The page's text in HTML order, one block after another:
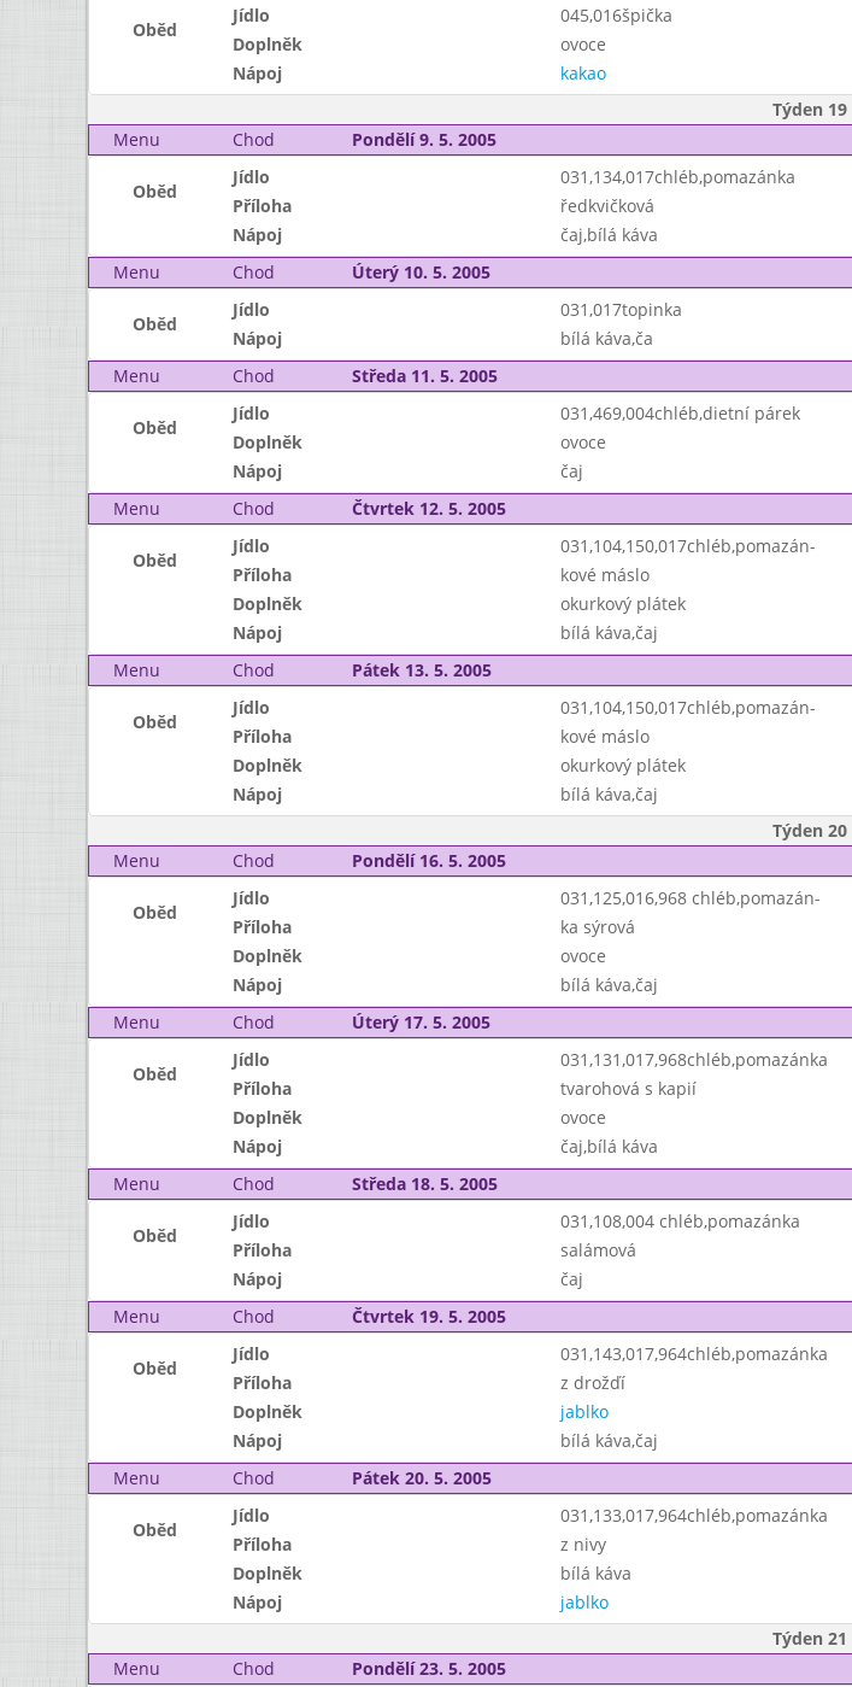
Oběd
Jídlo
045,016špička
Doplněk
ovoce
Nápoj
kakao
Týden 19
Menu
Chod Pondělí 9. 5. 2005
Oběd
Jídlo
031,134,017chléb,pomazánka
Příloha
ředkvičková
Nápoj
čaj,bílá káva
Menu
Chod Úterý 10. 5. 2005
Oběd
Jídlo
031,017topinka
Nápoj
bílá káva,ča
Menu
Chod Středa 11. 5. 2005
Oběd
Jídlo
031,469,004chléb,dietní párek
Doplněk
ovoce
Nápoj
čaj
Menu
Chod Čtvrtek 12. 5. 2005
Oběd
Jídlo
031,104,150,017chléb,pomazán-
Příloha
kové máslo
Doplněk
okurkový plátek
Nápoj
bílá káva,čaj
Menu
Chod Pátek 13. 5. 2005
Oběd
Jídlo
031,104,150,017chléb,pomazán-
Příloha
kové máslo
Doplněk
okurkový plátek
Nápoj
bílá káva,čaj
Týden 20
Menu
Chod Pondělí 16. 5. 2005
Oběd
Jídlo
031,125,016,968 chléb,pomazán-
Příloha
ka sýrová
Doplněk
ovoce
Nápoj
bílá káva,čaj
Menu
Chod Úterý 17. 5. 2005
Oběd
Jídlo
031,131,017,968chléb,pomazánka
Příloha
tvarohová s kapií
Doplněk
ovoce
Nápoj
čaj,bílá káva
Menu
Chod Středa 18. 5. 2005
Oběd
Jídlo
031,108,004 chléb,pomazánka
Příloha
salámová
Nápoj
čaj
Menu
Chod Čtvrtek 19. 5. 2005
Oběd
Jídlo
031,143,017,964chléb,pomazánka
Příloha
z drožďí
Doplněk
jablko
Nápoj
bílá káva,čaj
Menu
Chod Pátek 20. 5. 2005
Oběd
Jídlo
031,133,017,964chléb,pomazánka
Příloha
z nivy
Doplněk
bílá káva
Nápoj
jablko
Týden 21
Menu
Chod Pondělí 23. 5. 2005